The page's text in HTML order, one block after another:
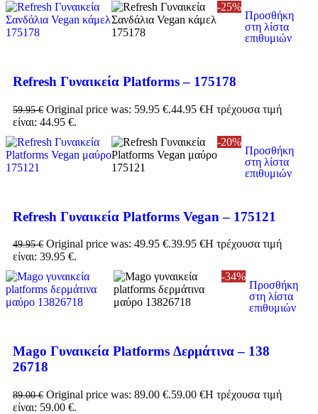
-25%
Προσθήκη
στη λίστα
επιθυμιών
Refresh Γυναικεία Platforms – 175178
59.95€ Original price was: 59.95 €.44.95 €Η τρέχουσα τιμή
είναι: 44.95 €.
-20%
Προσθήκη
στη λίστα
επιθυμιών
Refresh Γυναικεία Platforms Vegan – 175121
49.95€ Original price was: 49.95 €.39.95 €Η τρέχουσα τιμή
είναι: 39.95 €.
-34%
Προσθήκη
στη λίστα
επιθυμιών
Mago Γυναικεία Platforms Δερμάτινα – 138
26718
89.00€ Original price was: 89.00 €.59.00 €Η τρέχουσα τιμή
είναι: 59.00 €.